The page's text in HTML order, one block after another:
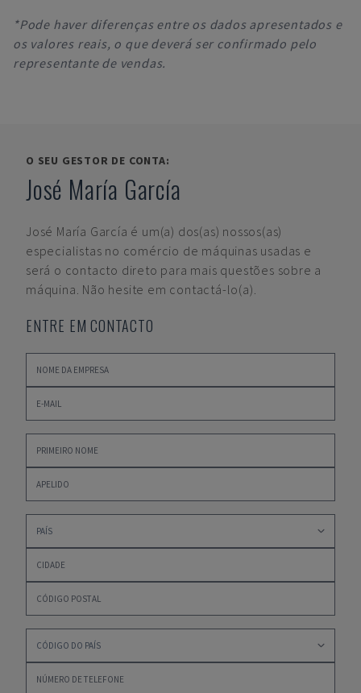
*Pode haver diferenças entre os dados apresentados e
os valores reais, o que deverá ser confirmado pelo
representante de vendas.
O SEU GESTOR DE CONTA:
José María García
José María García é um(a) dos(as) nossos(as)
especialistas no comércio de máquinas usadas e
será o contacto direto para mais questões sobre a
máquina. Não hesite em contactá-lo(a).
ENTRE EM CONTACTO